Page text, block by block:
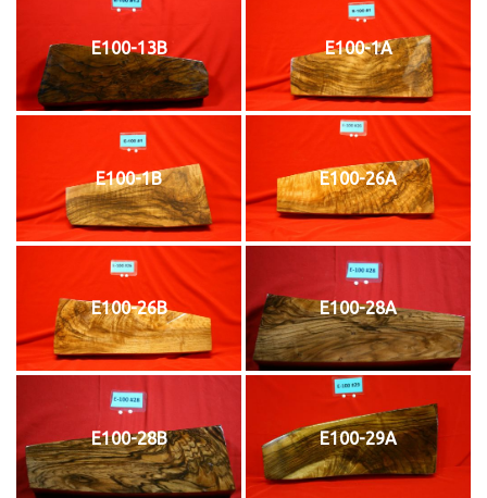
E100-13B E100-1A
E100-1B E100-26A
E100-26B E100-28A
E100-28B E100-29A